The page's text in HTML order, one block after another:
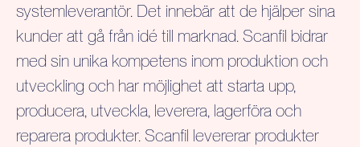
systemleverantör. Det innebär att de hjälper sina
kunder att gå från idé till marknad. Scanfil bidrar
med sin unika kompetens inom produktion och
utveckling och har möjlighet att starta upp,
producera, utveckla, leverera, lagerföra och
reparera produkter. Scanfil levererar produkter